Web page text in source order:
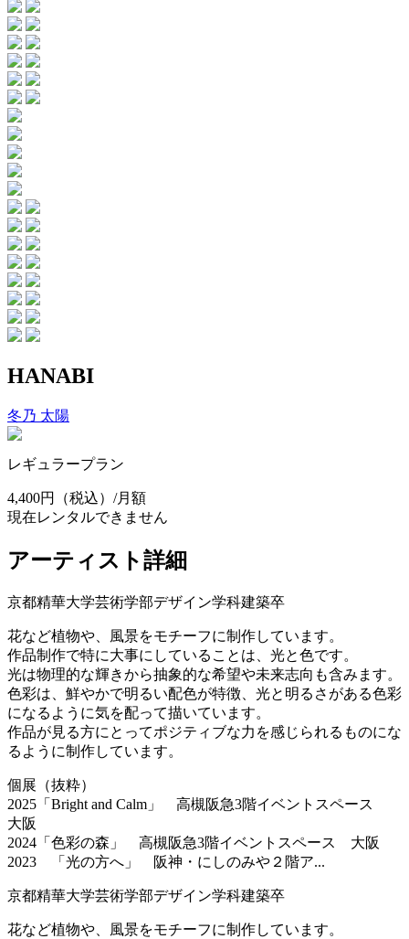
HANABI
冬乃 太陽
レギュラープラン
4,400円
（税込）/月額
現在レンタルできません
アーティスト詳細
京都精華大学芸術学部デザイン学科建築卒
花など植物や、風景をモチーフに制作しています。
作品制作で特に大事にしていることは、光と色です。
光は物理的な輝きから抽象的な希望や未来志向も含みます。
色彩は、鮮やかで明るい配色が特徴、光と明るさがある色彩
になるように気を配って描いています。
作品が見る方にとってポジティブな力を感じられるものにな
るように制作しています。
個展（抜粋）
2025「Bright and Calm」 高槻阪急3階イベントスペース
大阪
2024「色彩の森」 高槻阪急3階イベントスペース 大阪
2023 「光の方へ」 阪神・にしのみや２階ア...
京都精華大学芸術学部デザイン学科建築卒
花など植物や、風景をモチーフに制作しています。